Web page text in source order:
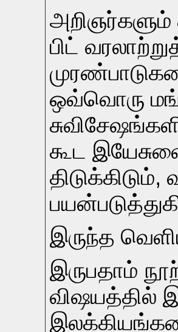
பிட்
ஒவ்வொரு
கூட
இருந்த
இருபதாம்
விஷயத்தில்